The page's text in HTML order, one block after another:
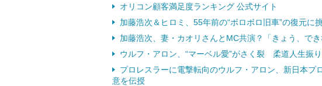
オリコン顧客満足度ランキング 公式サイト
加藤浩次＆ヒロミ、55年前の“ボロボロ旧車”の復元に
加藤浩次、妻・カオリさんとMC共演？「きょう、でき
ウルフ・アロン、“マーベル愛”がさく裂 柔道人生振
プロレスラーに電撃転向のウルフ・アロン、新日本
意を伝授